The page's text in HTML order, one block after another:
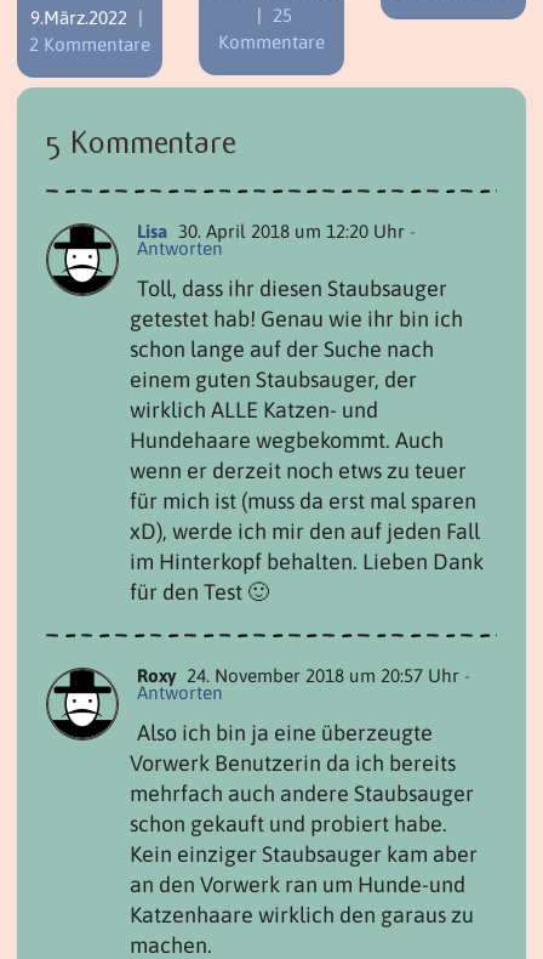
9.März.2022
2 Kommentare
25
Kommentare
5 Kommentare
Lisa 30. April 2018 um 12:20 Uhr -
Antworten
Toll, dass ihr diesen Staubsauger
getestet hab! Genau wie ihr bin ich
schon lange auf der Suche nach
einem guten Staubsauger, der
wirklich ALLE Katzen- und
Hundehaare wegbekommt. Auch
wenn er derzeit noch etws zu teuer
für mich ist (muss da erst mal sparen
xD), werde ich mir den auf jeden Fall
im Hinterkopf behalten. Lieben Dank
für den Test 🙂
Roxy 24. November 2018 um 20:57 Uhr -
Antworten
Also ich bin ja eine überzeugte
Vorwerk Benutzerin da ich bereits
mehrfach auch andere Staubsauger
schon gekauft und probiert habe.
Kein einziger Staubsauger kam aber
an den Vorwerk ran um Hunde-und
Katzenhaare wirklich den garaus zu
machen.